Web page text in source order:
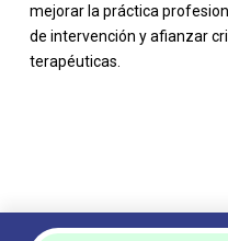
mejorar la práctica
de intervención y afianzar
terapéuticas.